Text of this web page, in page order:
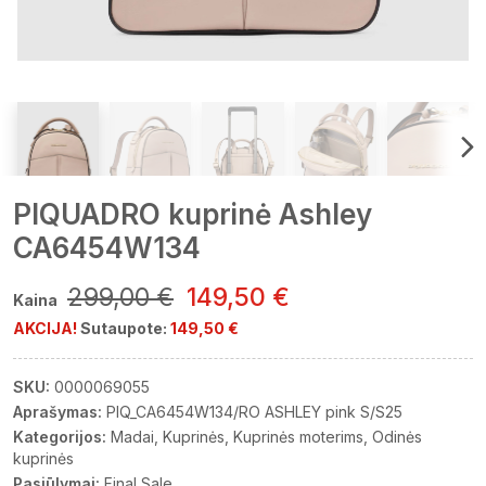
PIQUADRO kuprinė Ashley
CA6454W134
Kaina 299,00 € 149,50 €
AKCIJA! Sutaupote: 149,50 €
SKU: 0000069055
Aprašymas: PIQ_CA6454W134/RO ASHLEY pink S/S25
Kategorijos: Madai Kuprinės Kuprinės moterims Odinės
kuprinės